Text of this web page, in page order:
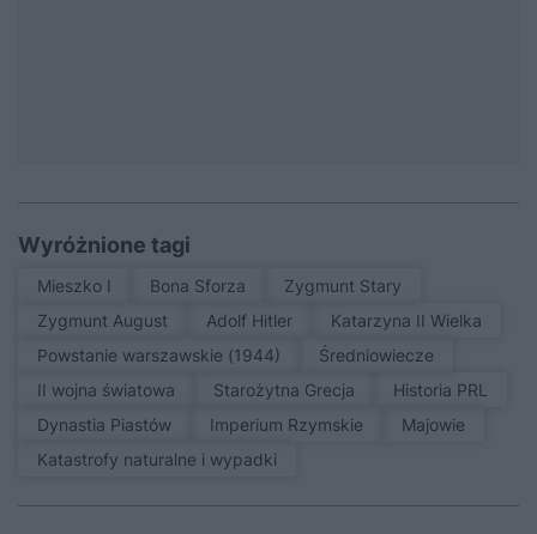
Wyróżnione tagi
Mieszko I Bona Sforza
Zygmunt Stary
Zygmunt August
Adolf Hitler
Katarzyna II Wielka
Powstanie warszawskie (1944)
średniowiecze
II wojna światowa
Starożytna Grecja
Historia PRL
Dynastia Piastów
Imperium Rzymskie
Majowie
Katastrofy naturalne i wypadki